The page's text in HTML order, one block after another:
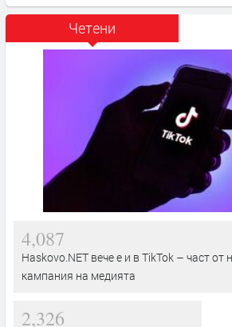
Четени
4,087
Haskovo.NET вече е и в TikTok – част от
кампания на медията
2,326